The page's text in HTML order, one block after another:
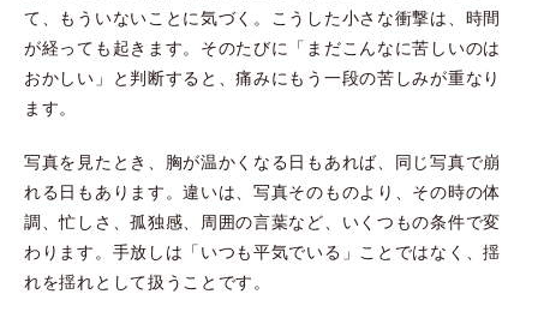
て、もういないことに気づく。こうした小さな衝撃は、時間
が経っても起きます。そのたびに「まだこんなに苦しいのは
おかしい」と判断すると、痛みにもう一段の苦しみが重なり
ます。
写真を見たとき、胸が温かくなる日もあれば、同じ写真で崩
れる日もあります。違いは、写真そのものより、その時の体
調、忙しさ、孤独感、周囲の言葉など、いくつもの条件で変
わります。手放しは「いつも平気でいる」ことではなく、揺
れを揺れとして扱うことです。